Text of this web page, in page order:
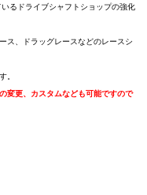
るドライブシャフトショップの強化
ス、ドラッグレースなどのレースシ
。
変更、カスタムなども可能ですので